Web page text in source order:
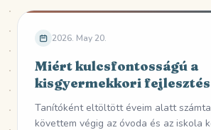
2026. May 20.
Miért kulcsfontosságú a
kisgyermekkori fejlesztés
Tanítóként eltöltött éveim alatt
követtem végig az óvoda és az iskola